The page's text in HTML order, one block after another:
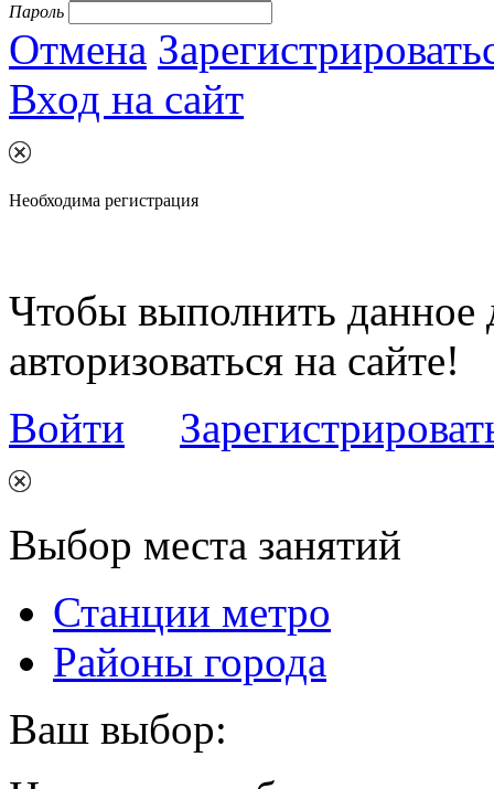
Пароль
Отмена
Вход на сайт
Необходима регистрация
Чтобы выполнить данное
авторизоваться на сайте!
Войти
Выбор места занятий
Станции метро
Районы города
Ваш выбор: